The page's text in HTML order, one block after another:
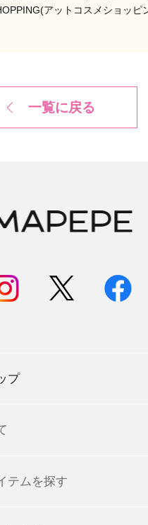
アットコスメショッピ
一覧に戻る
プ
テムを探す